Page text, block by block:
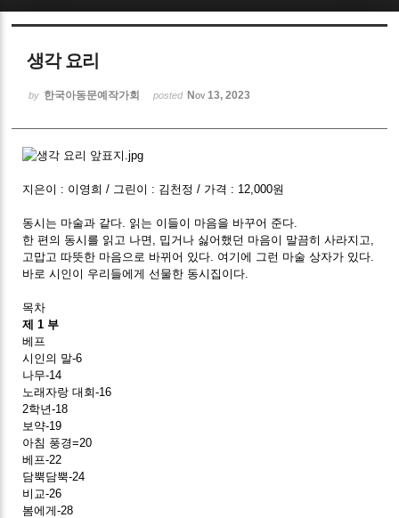
생각 요리
by 한국아동문예작가회 posted Nov 13, 2023
지은이 : 이영희 / 그린이 : 김천정 / 가격 : 12,000원
동시는 마술과 같다. 읽는 이들이 마음을 바꾸어 준다.
한 편의 동시를 읽고 나면, 밉거나 싫어했던 마음이 말끔히 사라지고,
고맙고 따뜻한 마음으로 바뀌어 있다. 여기에 그런 마술 상자가 있다.
바로 시인이 우리들에게 선물한 동시집이다.
목차
제 1 부
베프
시인의 말-6
나무-14
노래자랑 대회-16
2학년-18
보약-19
아침 풍경=20
베프-22
담뿍담뿍-24
비교-26
봄에게-28
Sketchbook5, 스케치북5
Sketchbook5, 스케치북5